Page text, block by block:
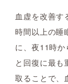
血虚を改善す
時間以上の睡
に、夜11時
と回復に最も
取ることで、